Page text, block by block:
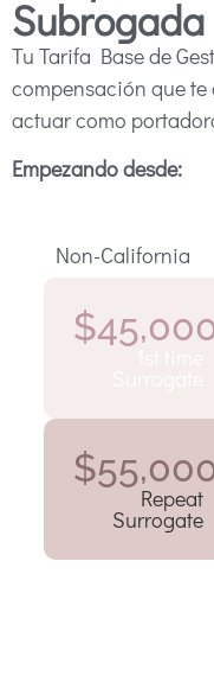
Subrogada
Tu Tarifa Base de
compensación que
actuar como
Empezando desde:
Non-California
Repeat
Surrogate